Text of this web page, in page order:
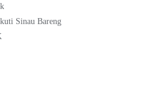
Sinau Bareng